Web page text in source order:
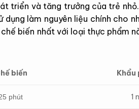
triển và tăng trưởng của trẻ
làm nguyên liệu chính cho
biến nhất với loại thực phẩm
biến Khẩu
phút 1